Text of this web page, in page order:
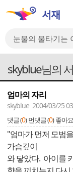
skyblue님의
엄마의 자리
skyblue 2004/03/25
댓글 (0) 먼댓글 (0) 좋아
"엄마가 먼저 모범
가슴깊이
와 닿았다. 아이를